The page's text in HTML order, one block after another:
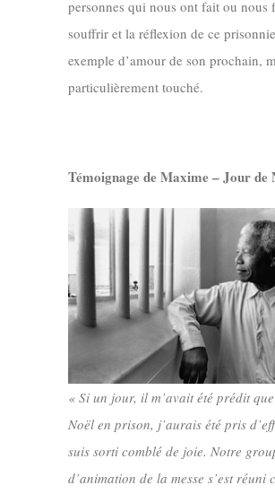
personnes qui nous ont fait ou nous
souffrir et la réflexion de ce
exemple d’amour de son prochain,
particulièrement touché.
Témoignage de Maxime – Jour de
« Si un jour, il m’avait été prédit
Noël en prison, j’aurais été pris
suis sorti comblé de joie. Notre
d’animation de la messe s’est réuni